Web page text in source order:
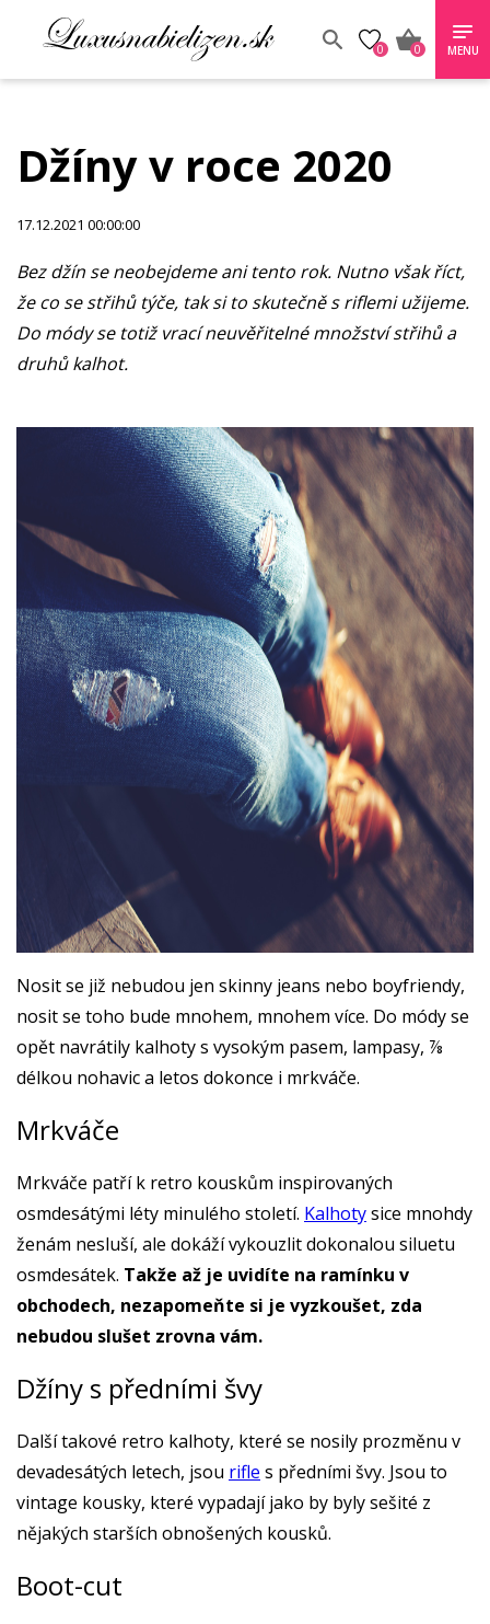
0 0 MENU
Džíny v roce 2020
17.12.2021 00:00:00
Bez džín se neobejdeme ani tento rok. Nutno však říct,
že co se střihů týče, tak si to skutečně s riflemi užijeme.
Do módy se totiž vrací neuvěřitelné množství střihů a
druhů kalhot.
Nosit se již nebudou jen skinny jeans nebo boyfriendy,
nosit se toho bude mnohem, mnohem více. Do módy se
opět navrátily kalhoty s vysokým pasem, lampasy, ⅞
délkou nohavic a letos dokonce i mrkváče.
Mrkváče
Mrkváče patří k retro kouskům inspirovaných
osmdesátými léty minulého století. Kalhotysice mnohdy
ženám nesluší, ale dokáží vykouzlit dokonalou siluetu
osmdesátek. Takže až je uvidíte na ramínku v
obchodech, nezapomeňte si je vyzkoušet, zda
nebudou slušet zrovna vám.
Džíny s předními švy
Další takové retro kalhoty, které se nosily prozměnu v
devadesátých letech, jsou rifle s předními švy. Jsou to
vintage kousky, které vypadají jako by byly sešité z
nějakých starších obnošených kousků.
Boot-cut